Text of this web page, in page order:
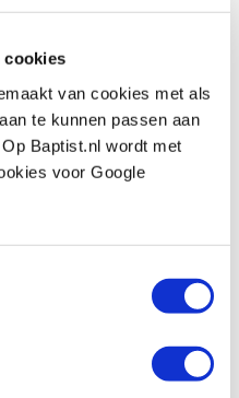
cookies
van cookies met als
te kunnen passen aan
Baptist.nl wordt met
voor Google